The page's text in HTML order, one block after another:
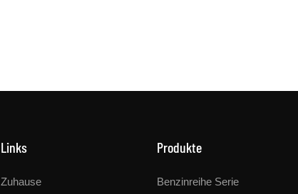
Links
Zuhause
Produkte
Benzinreihe Serie